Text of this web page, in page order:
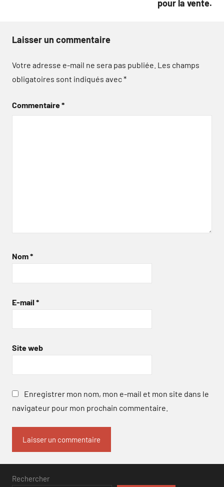
pour la vente.
Laisser un commentaire
Votre adresse e-mail ne sera pas publiée. Les champs
obligatoires sont indiqués avec*
Commentaire*
Nom*
E-mail *
Site web
Enregistrer mon nom, mon e-mail et mon site dans le
navigateur pour mon prochain commentaire.
Rechercher